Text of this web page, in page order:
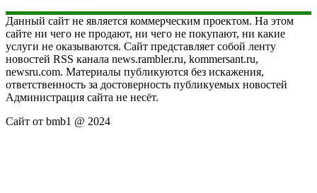
Данный сайт не является коммерческим проектом. На этом
сайте ни чего не продают, ни чего не покупают, ни какие
услуги не оказываются. Сайт представляет собой ленту
новостей RSS канала news.rambler.ru, kommersant.ru,
newsru.com. Материалы публикуются без искажения,
ответственность за достоверность публикуемых новостей
Администрация сайта не несёт.
Сайт от bmb1 @ 2024